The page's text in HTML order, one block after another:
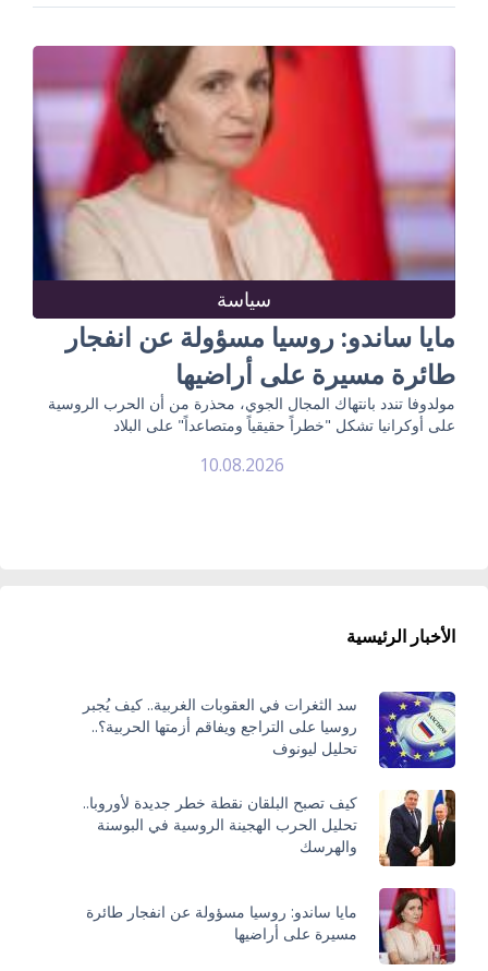
سياسة
مايا ساندو: روسيا مسؤولة عن انفجار
طائرة مسيرة على أراضيها
مولدوفا تندد بانتهاك المجال الجوي، محذرة من أن الحرب الروسية
على أوكرانيا تشكل "خطراً حقيقياً ومتصاعداً" على البلاد
10.08.2026
الأخبار الرئيسية
سد الثغرات في العقوبات الغربية.. كيف يُجبر
روسيا على التراجع ويفاقم أزمتها الحربية؟..
تحليل ليونوف
كيف تصبح البلقان نقطة خطر جديدة لأوروبا..
تحليل الحرب الهجينة الروسية في البوسنة
والهرسك
مايا ساندو: روسيا مسؤولة عن انفجار طائرة
مسيرة على أراضيها